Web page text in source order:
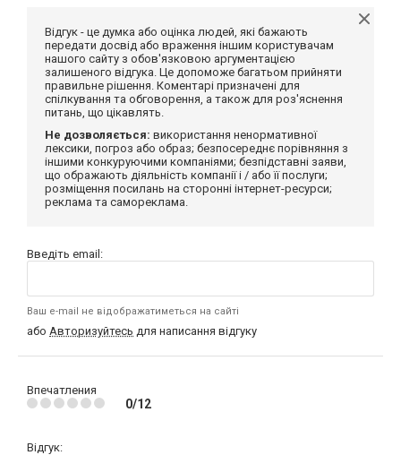
Відгук - це думка або оцінка людей, які бажають
передати досвід або враження іншим користувачам
нашого сайту з обов'язковою аргументацією
залишеного відгука. Це допоможе багатьом прийняти
правильне рішення. Коментарі призначені для
спілкування та обговорення, а також для роз'яснення
питань, що цікавлять.
Не дозволяється: використання ненормативної
лексики, погроз або образ; безпосереднє порівняння з
іншими конкуруючими компаніями; безпідставні заяви,
що ображають діяльність компанії і / або її послуги;
розміщення посилань на сторонні інтернет-ресурси;
реклама та самореклама.
Введіть email:
Ваш e-mail не відображатиметься на сайті
або Авторизуйтесь для написання відгуку
Впечатления
0/12
Відгук: